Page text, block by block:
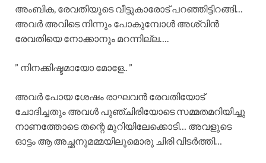
അംബിക, രേവതിയുടെ വീട്ടുകാരോട് പറഞ്ഞിട്ടിറങ്ങി…
അവർ അവിടെ നിന്നും പോകുമ്പോൾ അശ്വിൻ
രേവതിയെ നോക്കാനും മറന്നില്ല….
” നിനക്കിഷ്ടമായോ മോളേ.. ”
അവർ പോയ ശേഷം രാഘവൻ രേവതിയോട്
ചോദിച്ചതും അവൾ പുഞ്ചിരിയോടെ സമ്മതമറിയിച്ചു
നാണത്തോടെ തന്റെ മുറിയിലേക്കൊടി… അവളുടെ
ഓട്ടം ആ അച്ഛനുമമ്മയിലുമൊരു ചിരി വിടർത്തി…